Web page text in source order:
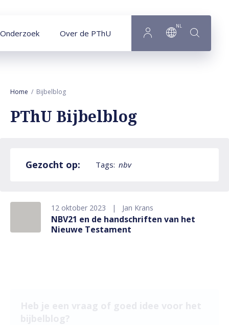
Onderzoek Over de PThU
NL
Home Bijbelblog
PThU Bijbelblog
Gezocht op: Tags: nbv
12 oktober 2023 Jan Krans
NBV21 en de handschriften van het
Nieuwe Testament